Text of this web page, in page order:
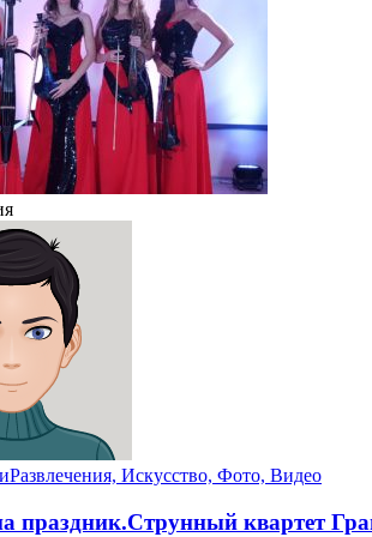
Развлечения, Искусство, Фото, Видео
праздник.Струнный квартет